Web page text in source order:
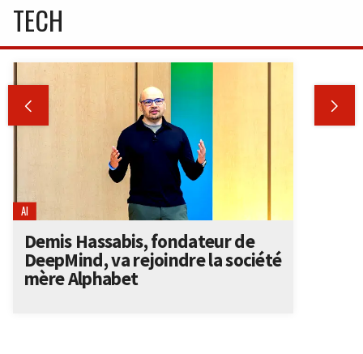
TECH
 
AI
Demis Hassabis, fondateur de
DeepMind, va rejoindre la société
mère Alphabet